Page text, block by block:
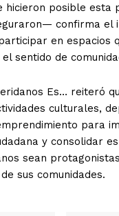
hicieron posible esta
confirma el
en espacios
sentido de
Es… reiteró
culturales,
para
y consolidar
sean
sus comunidades.